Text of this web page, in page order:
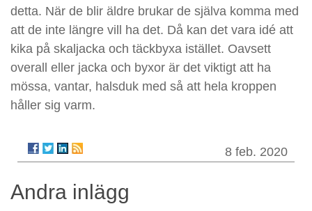
detta. När de blir äldre brukar de själva komma med
att de inte längre vill ha det. Då kan det vara idé att
kika på skaljacka och täckbyxa istället. Oavsett
overall eller jacka och byxor är det viktigt att ha
mössa, vantar, halsduk med så att hela kroppen
håller sig varm.
8 feb. 2020
Andra inlägg